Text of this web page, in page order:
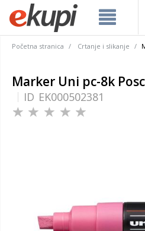
Početna stranica Crtanje i slikanje
Marker Uni pc-8k
ID EK000502381